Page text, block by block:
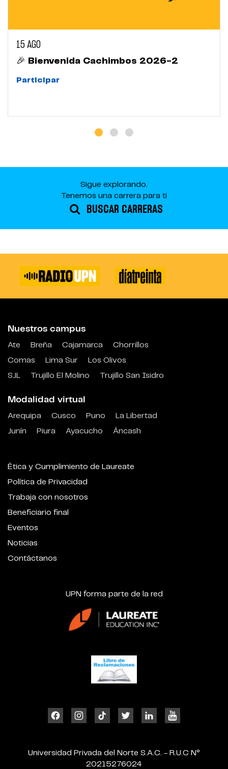
15 AGO
🎉 Bienvenida Cachimbos 2026-2
Participar
Sigue explorando.
Tenemos una carrera para ti
BUSCAR CARRERAS
Nuestros campus
Ate Breña Cajamarca
Chorrillos
Comas
Lima Sur
Los Olivos
SJL
Trujillo El Molino Trujillo San Isidro
Modalidad virtual
Arequipa Cusco Puno
La Libertad
Junín
Piura Ayacucho Áncash
Ética y Cumplimiento de Laureate
Política de Privacidad
Trabaja con nosotros
Beneficiario final
Eventos
Noticias
Contáctanos
UPN forma parte de la red
Universidad Privada del Norte S.A.C. - R.U.C N°
20215276024